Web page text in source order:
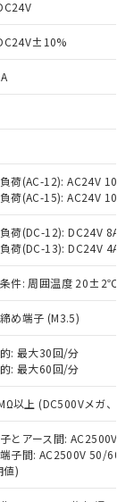
荷(AC-12): AC24V 10A/
荷(AC-15): AC24V
荷(DC-12): DC24V 8A/
荷(DC-13): DC24V 4A/
件: 周囲温度 20±2℃、
め端子 (M3.5)
: 最大30回/分
: 最大60回/分
以上 (DC500Vメガ、点
とアース間: AC2500V
子間: AC2500V 50/
値)
のうえ
事業取扱
準価格
もので
中には、
品もある
結果は、
内デー
あり、閲
および標
とをご
質）の
商品で
の非含
のある
物質）の
出す予
物質）の
認中の
で、有
として
などや
下、 カド
ビフェニル
エーテル類
ルヘキシ
RoHSの
RoHSの
。
へお問
カドミウ
化ビフェ
ち、外国
る商品
を輸出
取引許
続きを